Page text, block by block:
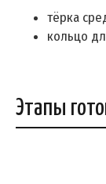
тёрка
кольцо
Этапы